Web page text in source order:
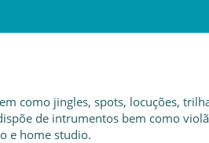
como jingles, spots, locuções,
de intrumentos bem como
e home studio.